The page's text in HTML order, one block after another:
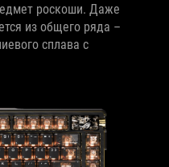
роскоши. Даже
из общего ряда –
сплава с